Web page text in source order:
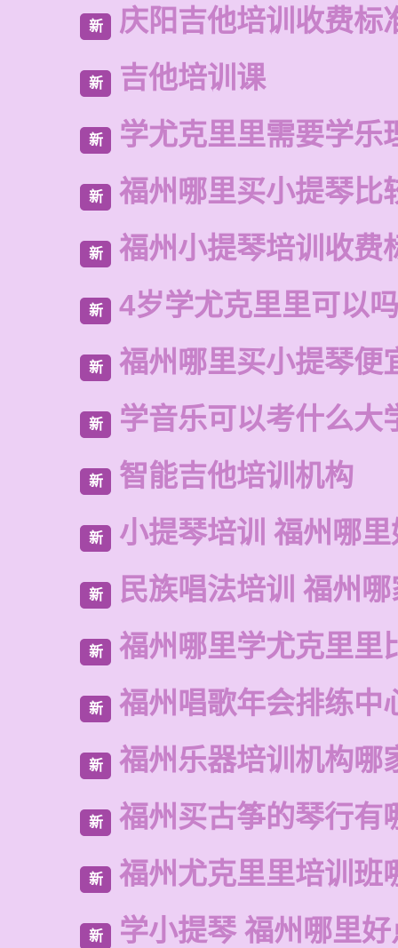
新 庆阳吉他培训收费标
新 吉他培训课
新 学尤克里里需要学乐
新 福州哪里买小提琴比
新 福州小提琴培训收费
新 4岁学尤克里里可以吗
新 福州哪里买小提琴便
新 学音乐可以考什么大
新 智能吉他培训机构
新 小提琴培训 福州哪
新 民族唱法培训 福州
新 福州哪里学尤克里里
新 福州唱歌年会排练中
新 福州乐器培训机构哪
新 福州买古筝的琴行有
新 福州尤克里里培训班
新 学小提琴 福州哪里好